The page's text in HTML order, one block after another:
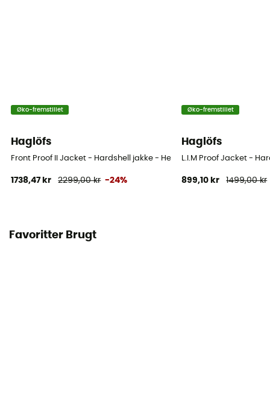
Øko-fremstillet
Haglöfs
Front Proof II Jacket - Hardshell jakke - Herrer
1738,47 kr 2299,00 kr -24%
Øko-fremstillet
Haglöfs
L.I.M Proof Jacket -
899,10 kr 1499,00 kr
Favoritter Brugt